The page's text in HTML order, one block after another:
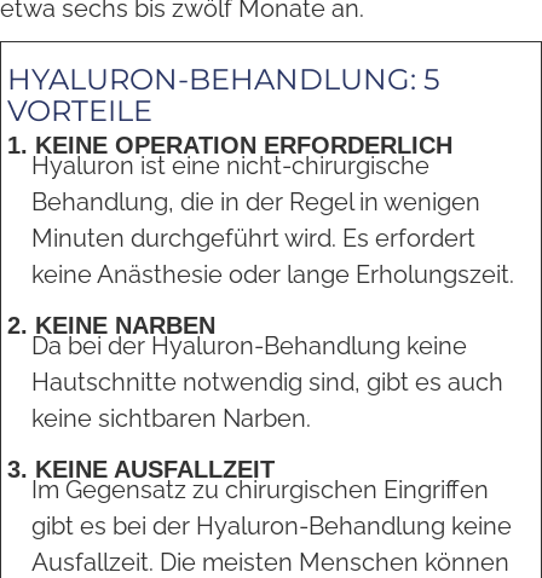
etwa sechs bis zwölf Monate an.
HYALURON-BEHANDLUNG: 5
VORTEILE
1. KEINE OPERATION ERFORDERLICH
Hyaluron ist eine nicht-chirurgische
Behandlung, die in der Regel in wenigen
Minuten durchgeführt wird. Es erfordert
keine Anästhesie oder lange Erholungszeit.
2. KEINE NARBEN
Da bei der Hyaluron-Behandlung keine
Hautschnitte notwendig sind, gibt es auch
keine sichtbaren Narben.
3. KEINE AUSFALLZEIT
Im Gegensatz zu chirurgischen Eingriffen
gibt es bei der Hyaluron-Behandlung keine
Ausfallzeit. Die meisten Menschen können